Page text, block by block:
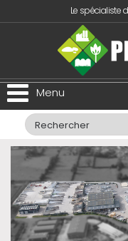
Le spécialiste
Menu